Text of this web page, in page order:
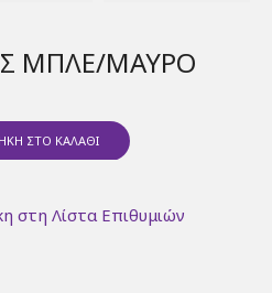
ΜΠΛΕ/ΜΑΎΡΟ
ΣΤΟ ΚΑΛΆΘΙ
στη Λίστα Επιθυμιών